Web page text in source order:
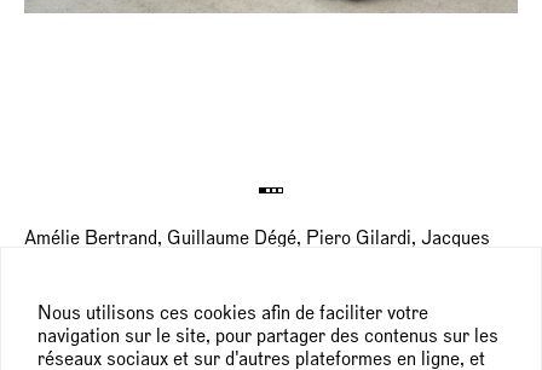
Nous utilisons ces cookies afin de faciliter votre
navigation sur le site, pour partager des contenus sur les
réseaux sociaux et sur d'autres plateformes en ligne, et
Amélie Bertrand, Guillaume Dégé, Piero Gilardi, Jacques
25 juin — 30 juillet 2011